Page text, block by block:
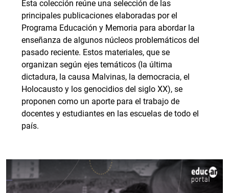
Esta colección reúne una selección de las
principales publicaciones elaboradas por el
Programa Educación y Memoria para abordar la
enseñanza de algunos núcleos problemáticos del
pasado reciente. Estos materiales, que se
organizan según ejes temáticos (la última
dictadura, la causa Malvinas, la democracia, el
Holocausto y los genocidios del siglo XX), se
proponen como un aporte para el trabajo de
docentes y estudiantes en las escuelas de todo el
país.